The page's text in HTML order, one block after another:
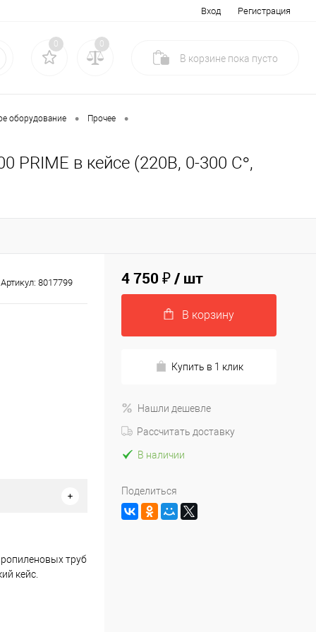
Вход Регистрация
0 0
В корзине пока пусто
оборудование • Прочее •
PRIME в кейсе (220В, 0-300 C°,
Артикул: 8017799
труб
кейс.
4 750 ₽/ шт
В корзину
Купить в 1 клик
Нашли дешевле
Рассчитать доставку
В наличии
Поделиться